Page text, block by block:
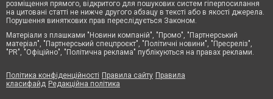
розміщення прямого, відкритого для пошукових систем гіперпосилання
на цитовані статті не нижче другого абзацу в тексті або в якості джерела.
Порушення виняткових прав переслідується Законом.
Матеріали з плашками "Новини компаній", "Промо", "Партнерський
матеріал", "Партнерський спецпроєкт", "Політичні новини", "Пресреліз",
"PR", "Офіційно", "Політична реклама" публікуються на правах реклами.
Політика конфіденційності Правила сайту Правила
класифайд Редакційна політика